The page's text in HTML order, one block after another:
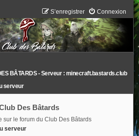
Connexion
S’enregistrer
BÂTARDS - Serveur : minecraft.bastards.club
serveur
Des Bâtards
sur le forum du Club Des Bâtards
serveur